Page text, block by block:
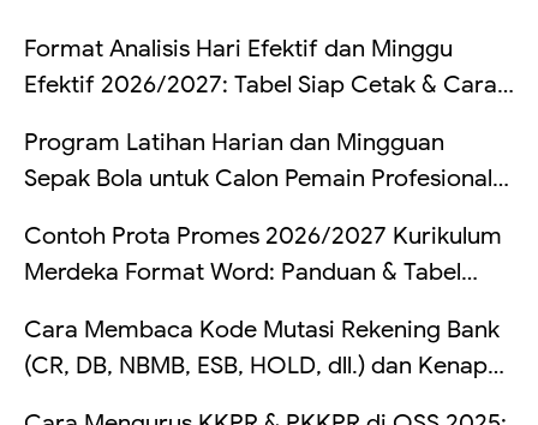
Format Analisis Hari Efektif dan Minggu
Efektif 2026/2027: Tabel Siap Cetak & Cara
Program Latihan Harian dan Mingguan
Sepak Bola untuk Calon Pemain Profesional
Contoh Prota Promes 2026/2027 Kurikulum
Merdeka Format Word: Panduan & Tabel
Cara Membaca Kode Mutasi Rekening Bank
(CR, DB, NBMB, ESB, HOLD, dll.) dan Kenapa